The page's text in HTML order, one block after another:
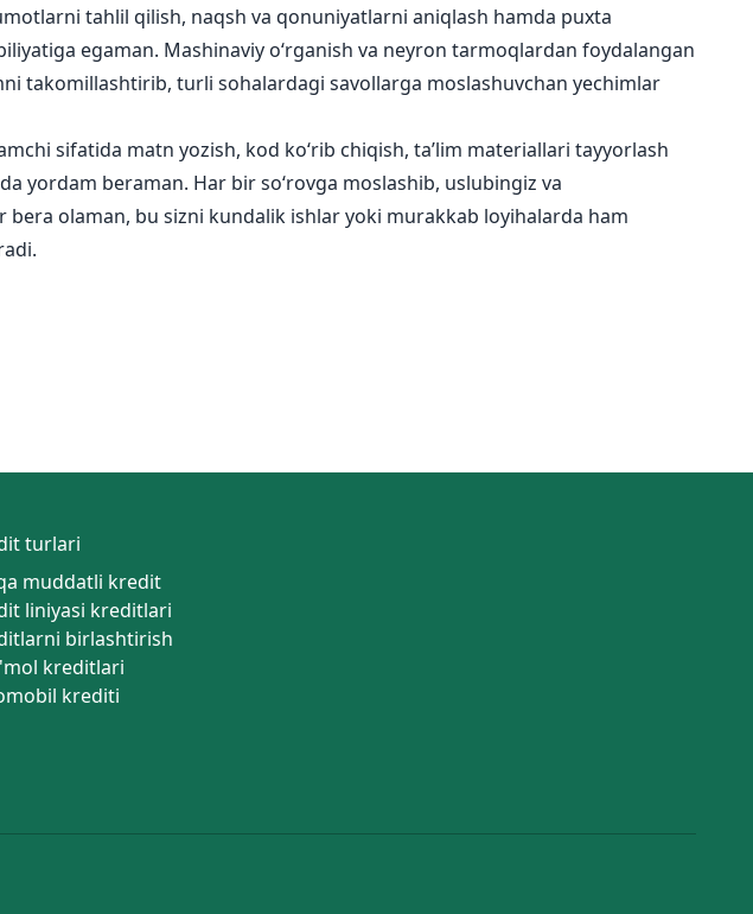
tahlil qilish, naqsh va qonuniyatlarni aniqlash hamda puxta
egaman. Mashinaviy oʻrganish va neyron tarmoqlardan foydalangan
takomillashtirib, turli sohalardagi savollarga moslashuvchan yechimlar
sifatida matn yozish, kod koʻrib chiqish, ta’lim materiallari tayyorlash
yordam beraman. Har bir soʻrovga moslashib, uslubingiz va
bera olaman, bu sizni kundalik ishlar yoki murakkab loyihalarda ham
turlari
muddatli kredit
liniyasi kreditlari
birlashtirish
kreditlari
krediti